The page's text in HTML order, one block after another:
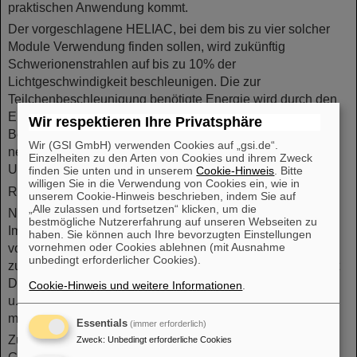
praktischen Anwendung kommt.
Der vorgeschlagene HELIAC, bei dem bis zu vier solcher
Module Verwendung finden sollen, wird zukünftig
Schwerionenstrahlen auf bis zu 10% der
Lichtgeschwindigkeit beschleunigen. Die zur
Teilchenbeschleunigung benötigte Energie wird durch den
Einsatz der Supraleitung gegenüber konventionellen
Beschleunigern um bis zu 90% reduziert. Die
neuentwickelten Kryomodule tragen somit in erheblichem
Umfang zur Energieeinsparung und damit zur CO2-
Reduktion bei.
Nach Genehmigung, Finanzierungszusage und
Implementierung des HELIAC-Projektes stehen die
vollständig montierten und getesteten Module dann
zukünftig den Wissenschaftler*innen zur Verfügung, um mit
Dauerstrich-Schwerionenteilchenstrahl höchster Intensität
u.a. kernphysikalische, kernchemische und
materialwissenschaftliche Experimente durchzuführen.
Zu dem Erfolg haben insbesondere die Mitarbeitenden der
Wir respektieren Ihre Privatsphäre
Wir (GSI GmbH) verwenden Cookies auf „gsi.de“.
Einzelheiten zu den Arten von Cookies und ihrem Zweck
finden Sie unten und in unseremCookie-Hinweis . Bitte
willigen Sie in die Verwendung von Cookies ein, wie in
unserem Cookie-Hinweis beschrieben, indem Sie auf
„Alle zulassen und fortsetzen“ klicken, um die
bestmögliche Nutzererfahrung auf unseren Webseiten zu
haben. Sie können auch Ihre bevorzugten Einstellungen
vornehmen oder Cookies ablehnen (mit Ausnahme
unbedingt erforderlicher Cookies).
Cookie-Hinweis und weitere Informationen
Essentials (immer erforderlich)
Zweck: Unbedingt erforderliche Cookies